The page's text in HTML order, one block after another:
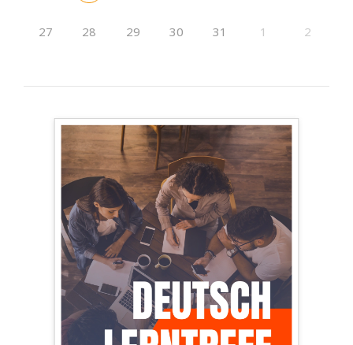
27 28 29 30 31 1 2